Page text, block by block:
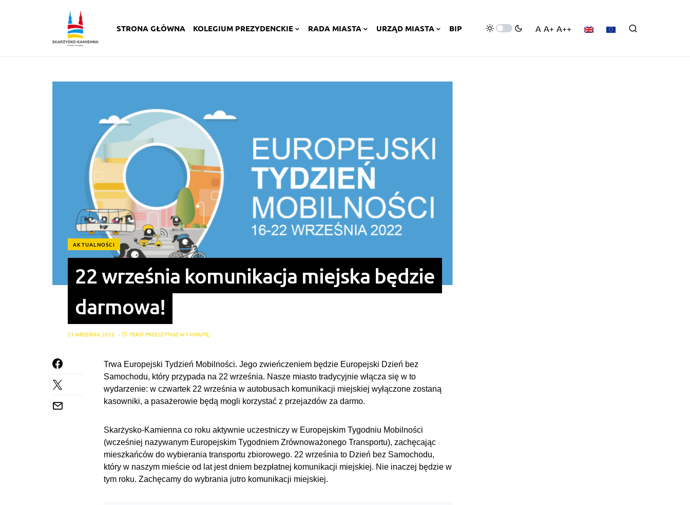
STRONA GŁÓWNA KOLEGIUM PREZYDENCKIE RADA MIASTA URZĄD MIASTA BIP A A+ A++
AKTUALNOŚCI
22 września komunikacja miejska będzie
darmowa!
21 WRZEŚNIA, 2022 TEKST PRZECZYTASZ W 1 MINUTĘ
Trwa Europejski Tydzień Mobilności. Jego zwieńczeniem będzie Europejski Dzień bez
Samochodu, który przypada na 22 września. Nasze miasto tradycyjnie włącza się w to
wydarzenie: w czwartek 22 września w autobusach komunikacji miejskiej wyłączone zostaną
kasowniki, a pasażerowie będą mogli korzystać z przejazdów za darmo.
Skarżysko-Kamienna co roku aktywnie uczestniczy w Europejskim Tygodniu Mobilności
(wcześniej nazywanym Europejskim Tygodniem Zrównoważonego Transportu), zachęcając
mieszkańców do wybierania transportu zbiorowego. 22 września to Dzień bez Samochodu,
który w naszym mieście od lat jest dniem bezpłatnej komunikacji miejskiej. Nie inaczej będzie w
tym roku. Zachęcamy do wybrania jutro komunikacji miejskiej.